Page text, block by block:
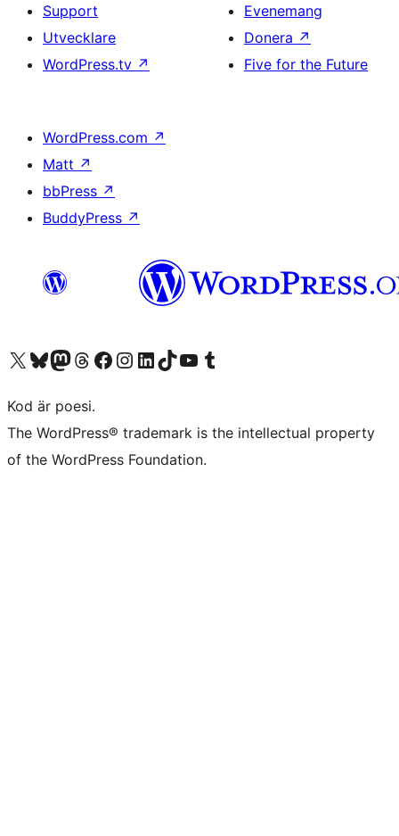
Support
Utvecklare
WordPress.tv ↗
Evenemang
Donera ↗
Five for the Future
WordPress.com ↗
Matt ↗
bbPress ↗
BuddyPress ↗
Besök vår X-konto (f.d. Twitter)
Besök vårt Bluesky-konto
Besök vårt Mastodon-konto
Besök vårt Thread-konto
Besök vår Facebook-sidaBesök vårt Instagram-konto
Besök vårt LinkedIn-konto
Besök vårt TikTok-konto
Besök vår YouTube-kanalBesök vårt Tumblr-konto
Kod är poesi.
The WordPress® trademark is the intellectual property
of the WordPress Foundation.